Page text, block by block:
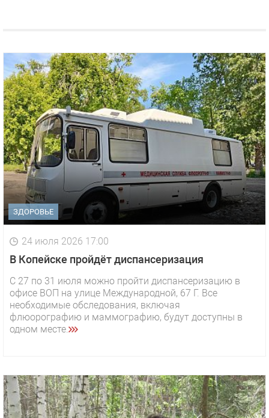
ЗДОРОВЬЕ
24 июля 2026 17:00
В Копейске пройдёт диспансеризация
С 27 по 31 июля можно пройти диспансеризацию в
офисе ВОП на улице Международной, 67 Г. Все
необходимые обследования, включая
флюорографию и маммографию, будут доступны в
одном месте.